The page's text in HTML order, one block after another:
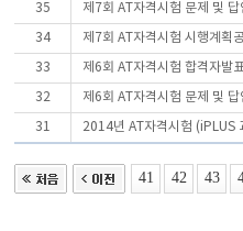
35 제7회 AT자격시험 문제 및 답
34 제7회 AT자격시험 시행계획
33 제6회 AT자격시험 합격자발
32 제6회 AT자격시험 문제 및 답
31 2014년 AT자격시험 (iPLUS
41 42 43